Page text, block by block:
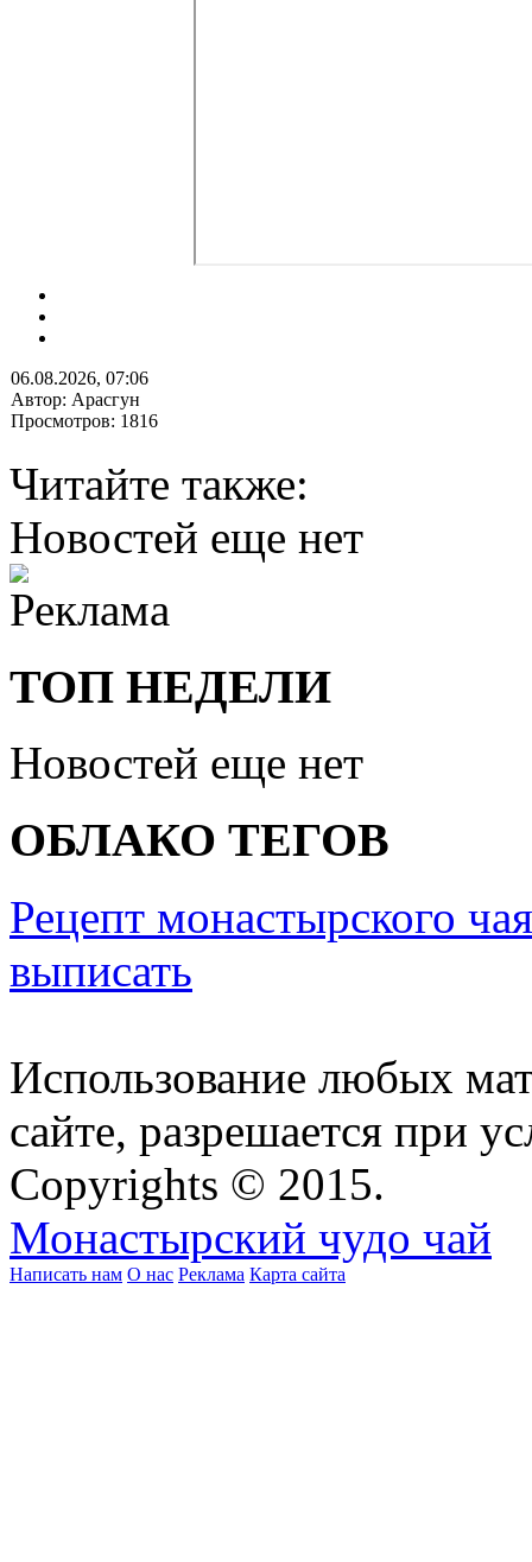
06.08.2026, 07:06
Автор: Арасгун
Просмотров: 1816
Читайте также:
Новостей еще нет
ТОП НЕДЕЛИ
Новостей еще нет
ОБЛАКО ТЕГОВ
Рецепт монастырского
выписать
Использование любых
сайте, разрешается при
Copyrights © 2015.
Монастырский чудо чай
Написать нам О нас Реклама Карта сайта